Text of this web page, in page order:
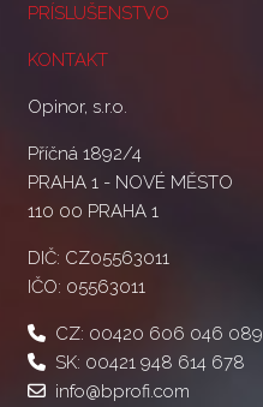
PRÍSLUŠENSTVO
KONTAKT
Opinor, s.r.o.
Příčná 1892/4
PRAHA 1 - NOVÉ MĚSTO
110 00 PRAHA 1
DIČ: CZ05563011
IČO: 05563011
CZ: 00420 606 046 089
SK: 00421 948 614 678
info@bprofi.com